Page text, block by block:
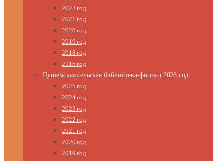
2022 год
2021 год
2020 год
2019 год
2018 год
2016 год
Пушемская сельская библиотека-филиал 2026 год
2025 год
2024 год
2023 год
2022 год
2021 год
2020 год
2019 год